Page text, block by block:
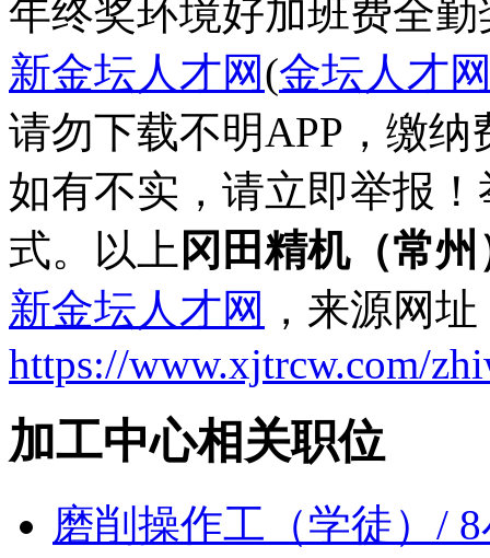
年终奖环境好加班费全勤
新金坛人才网(金坛人才
请勿下载不明APP，缴
如有不实，请立即举报
式。以上 冈田精机（常
新金坛人才网 ，来源网
https://www.xjtrcw.com/
加工中心相关职位
磨削操作工（学徒）/